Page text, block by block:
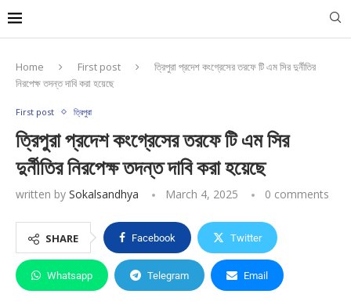
Home First post
ত্রিপুরা প্রদেশ কংগ্রেসের তরফে টি এম সির দুর্নীতির
নিরপেক্ষ তদন্ত দাবি করা হয়েছে
First post ত্রিপুরা
ত্রিপুরা প্রদেশ কংগ্রেসের তরফে টি এম সির
দুর্নীতির নিরপেক্ষ তদন্ত দাবি করা হয়েছে
written by Sokalsandhya March 4, 2025 0 comments
SHARE Facebook Twitter
Whatsapp Telegram Email